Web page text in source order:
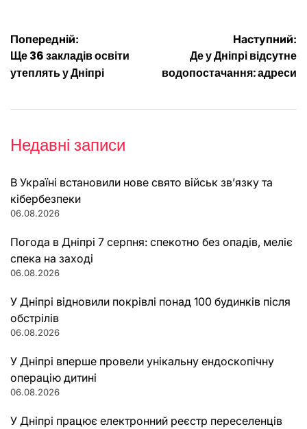
Навігація
записів
Попередній:
Ще 36 закладів освіти
утеплять у Дніпрі
Наступний:
Де у Дніпрі відсутне
водопостачання: адреси
Недавні записи
В Україні встановили нове свято військ зв’язку та
кібербезпеки
06.08.2026
Погода в Дніпрі 7 серпня: спекотно без опадів, меліє
спека на заході
06.08.2026
У Дніпрі відновили покрівлі понад 100 будинків після
обстрілів
06.08.2026
У Дніпрі вперше провели унікальну ендоскопічну
операцію дитині
06.08.2026
У Дніпрі працює електронний реєстр переселенців